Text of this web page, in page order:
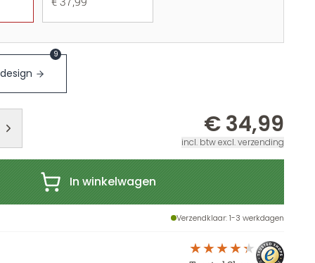
9
€ 34,99
incl. btw excl. verzending
In winkelwagen
Verzendklaar: 1-3 werkdagen